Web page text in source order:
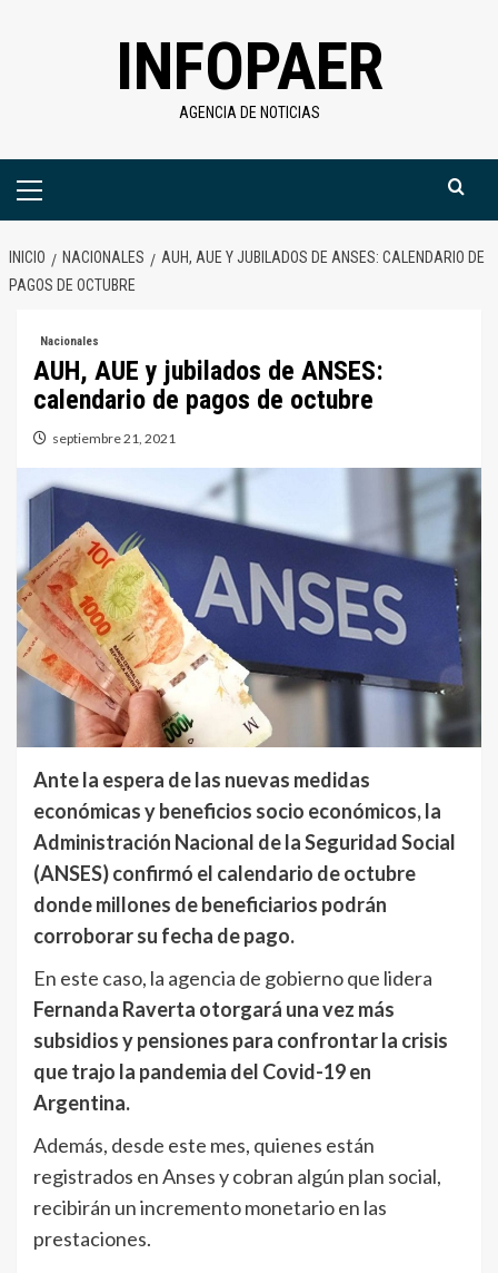
INFOPAER
AGENCIA DE NOTICIAS
Menú
INICIO NACIONALES
AUH, AUE Y JUBILADOS DE ANSES: CALENDARIO DE
PAGOS DE OCTUBRE
Nacionales
AUH, AUE y jubilados de ANSES:
calendario de pagos de octubre
septiembre 21, 2021
Ante la espera de las nuevas medidas
económicas y beneficios socio económicos, la
Administración Nacional de la Seguridad Social
(ANSES) confirmó el calendario de octubre
donde millones de beneficiarios podrán
corroborar su fecha de pago.
En este caso, la agencia de gobierno que lidera
Fernanda Raverta otorgará una vez más
subsidios y pensiones para confrontar la crisis
que trajo la pandemia del Covid-19 en
Argentina.
Además, desde este mes, quienes están
registrados en Anses y cobran algún plan social,
recibirán un incremento monetario en las
prestaciones.